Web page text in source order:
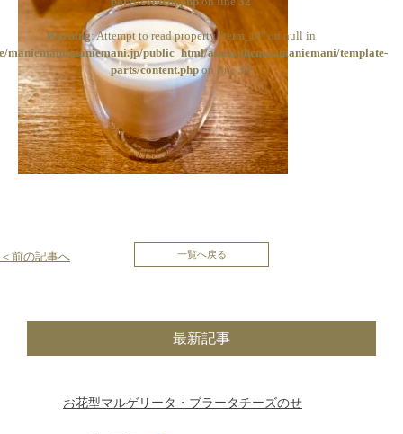
Warning: Attempt to read property "term_id" on null in
maniemani/maniemani.jp/public_html/assets/themes/maniemani/template-
parts/content.phpon line33
投
ナ
ビ
＜前の記事へ 一覧へ戻る
最新記事
お花型マルゲリータ・ブラータチーズのせ